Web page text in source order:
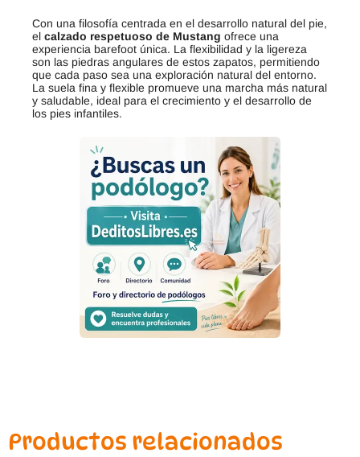
Con una filosofía centrada en el desarrollo natural del pie,
el calzado respetuoso de Mustang ofrece una
experiencia barefoot única. La flexibilidad y la ligereza
son las piedras angulares de estos zapatos, permitiendo
que cada paso sea una exploración natural del entorno.
La suela fina y flexible promueve una marcha más natural
y saludable, ideal para el crecimiento y el desarrollo de
los pies infantiles.
Productos relacionados